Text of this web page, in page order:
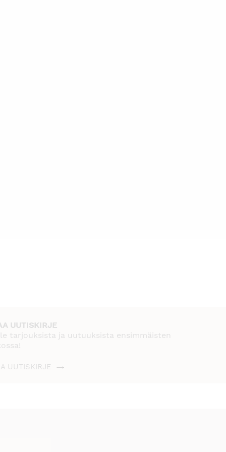
UUTISKIRJE
tarjouksista ja uutuuksista ensimmäisten
UUTISKIRJE